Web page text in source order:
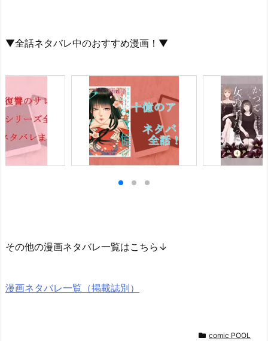
▼全話ネタバレ中のおすすめ漫画！▼
その他の漫画ネタバレ一覧はこちら↓
漫画ネタバレ一覧（掲載誌別）
comic POOL